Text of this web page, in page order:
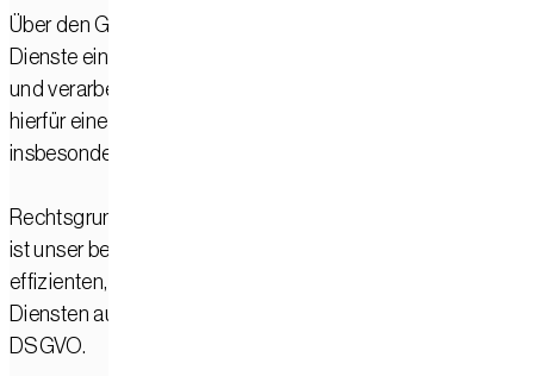
Über den Google Tag Manager können jedoch andere
Dienste eingebunden werden, die ihrerseits Daten erheben
und verarbeiten. Dies erfolgt auf unserer Website nur,
hierfür eine entsprechende Rechtsgrundlage besteht,
insbesondere eine Einwilligung über unser Consent-Banner.
Rechtsgrundlage für den Einsatz des Google Tag
ist unser berechtigtes Interesse an einer technisch
effizienten, sicheren und zentral verwalteten Einbindung
Diensten auf unserer Website gemäß Art. 6 Abs. 1 lit. f
DSGVO.